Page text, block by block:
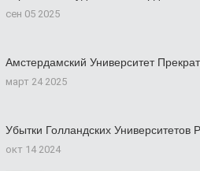
сен 05 2025
Амстердамский Университет
март 24 2025
Убытки Голландских Университетов
окт 14 2024